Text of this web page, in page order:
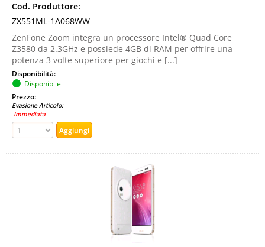
Cod. Produttore:
ZX551ML-1A068WW
ZenFone Zoom integra un processore Intel® Quad Core
Z3580 da 2.3GHz e possiede 4GB di RAM per offrire una
potenza 3 volte superiore per giochi e [...]
Disponibilità:
Disponibile
Prezzo:
Evasione Articolo:
Immediata